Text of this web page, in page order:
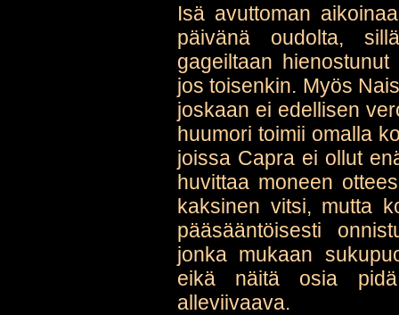
Isä avuttoman
päivänä oudolta,
gageiltaan
jos toisenkin. Myös
joskaan ei edellisen
huumori toimii omalla
joissa Capra ei ollut
huvittaa moneen
kaksinen vitsi, mutta
pääsääntöisesti
jonka mukaan
eikä näitä osia
alleviivaava.